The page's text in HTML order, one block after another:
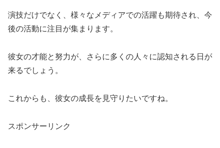
演技だけでなく、様々なメディアでの活躍も期待され、今
後の活動に注目が集まります。
彼女の才能と努力が、さらに多くの人々に認知される日が
来るでしょう。
これからも、彼女の成長を見守りたいですね。
スポンサーリンク